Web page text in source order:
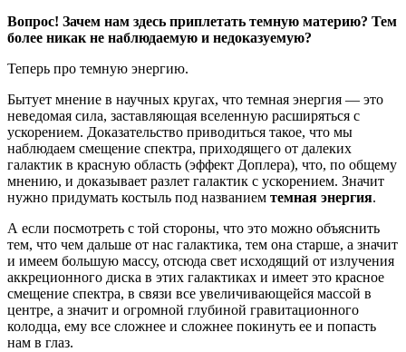
Вопрос! Зачем нам здесь приплетать темную материю? Тем
более никак не наблюдаемую и недоказуемую?
Теперь про темную энергию.
Бытует мнение в научных кругах, что темная энергия — это
неведомая сила, заставляющая вселенную расширяться с
ускорением. Доказательство приводиться такое, что мы
наблюдаем смещение спектра, приходящего от далеких
галактик в красную область (эффект Доплера), что, по общему
мнению, и доказывает разлет галактик с ускорением. Значит
нужно придумать костыль под названием темная энергия.
А если посмотреть с той стороны, что это можно объяснить
тем, что чем дальше от нас галактика, тем она старше, а значит
и имеем большую массу, отсюда свет исходящий от излучения
аккреционного диска в этих галактиках и имеет это красное
смещение спектра, в связи все увеличивающейся массой в
центре, а значит и огромной глубиной гравитационного
колодца, ему все сложнее и сложнее покинуть ее и попасть
нам в глаз.